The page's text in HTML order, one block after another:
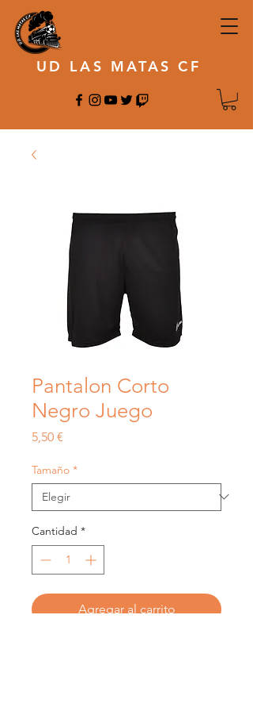
UD LAS MATAS CF
Pantalon Corto
Negro Juego
5,50 €
Tamaño *
Cantidad *
Agregar al carrito